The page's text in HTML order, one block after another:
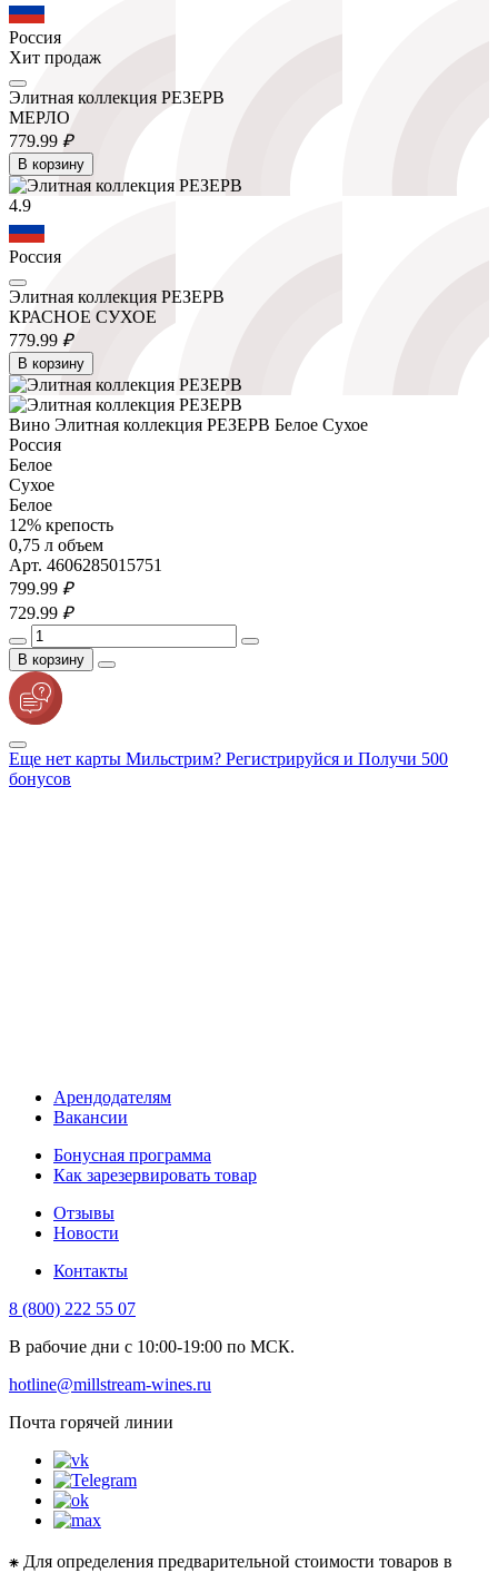
Россия
Хит продаж
Элитная коллекция РЕЗЕРВ
МЕРЛО
779.99 ₽
В корзину
4.9
Россия
Элитная коллекция РЕЗЕРВ
КРАСНОЕ СУХОЕ
779.99 ₽
В корзину
Вино Элитная коллекция РЕЗЕРВ Белое Сухое
Россия
Белое
Сухое
Белое
12% крепость
0,75 л объем
Арт. 4606285015751
799.99 ₽
729.99 ₽
В корзину
Еще нет карты Мильстрим? Регистрируйся и Получи 500
бонусов
Арендодателям
Вакансии
Бонусная программа
Как зарезервировать товар
Отзывы
Новости
Контакты
8 (800) 222 55 07
В рабочие дни с 10:00-19:00 по МСК.
hotline@millstream-wines.ru
Почта горячей линии
⁕ Для определения предварительной стоимости товаров в